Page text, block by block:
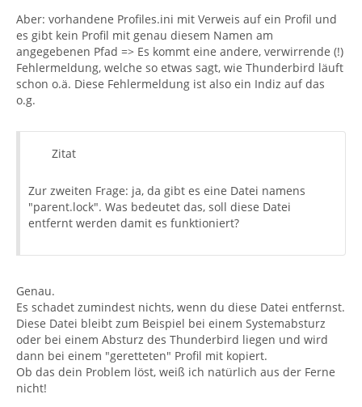
Aber: vorhandene Profiles.ini mit Verweis auf ein Profil und
es gibt kein Profil mit genau diesem Namen am
angegebenen Pfad => Es kommt eine andere, verwirrende (!)
Fehlermeldung, welche so etwas sagt, wie Thunderbird läuft
schon o.ä. Diese Fehlermeldung ist also ein Indiz auf das
o.g.
Zitat
Zur zweiten Frage: ja, da gibt es eine Datei namens
"parent.lock". Was bedeutet das, soll diese Datei
entfernt werden damit es funktioniert?
Genau.
Es schadet zumindest nichts, wenn du diese Datei entfernst.
Diese Datei bleibt zum Beispiel bei einem Systemabsturz
oder bei einem Absturz des Thunderbird liegen und wird
dann bei einem "geretteten" Profil mit kopiert.
Ob das dein Problem löst, weiß ich natürlich aus der Ferne
nicht!